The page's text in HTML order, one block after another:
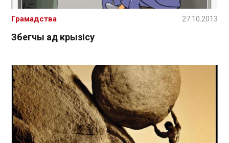
Збегчы ад крызісу
Грамадства 27.10.2013